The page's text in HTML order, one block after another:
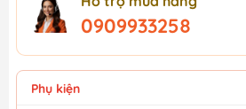
0909933258
Phụ kiện